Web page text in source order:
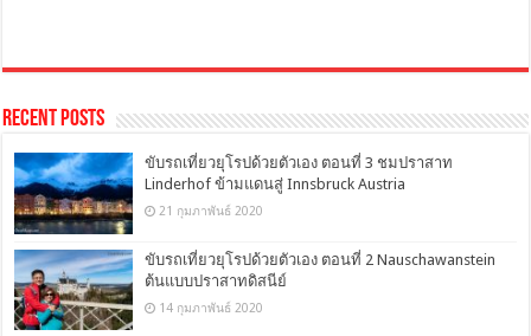
Recent Posts
ขับรถเที่ยวยุโรปด้วยตัวเอง ตอนที่ 3 ชมปราสาท
Linderhof ข้ามแดนสู่ Innsbruck Austria
21 กุมภาพันธ์ 2020
ขับรถเที่ยวยุโรปด้วยตัวเอง ตอนที่ 2 Nauschawanstein
ต้นแบบปราสาทดิสนีย์
14 กุมภาพันธ์ 2020